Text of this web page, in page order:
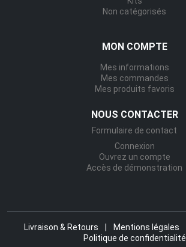
Non catégorisés
MON COMPTE
Mes informations
Mes commandes
Mes produits favoris
NOUS CONTACTER
Formulaire de contact
Connexion
Ouvrez un compte
Accès de démonstration
Livraison & Retours Mentions légales
Politique de confidentialité